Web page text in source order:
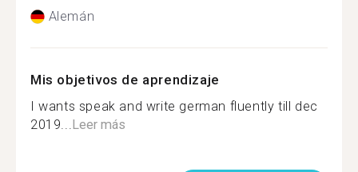
Alemán
Mis objetivos de aprendizaje
I wants speak and write german fluently till dec
2019...Leer más